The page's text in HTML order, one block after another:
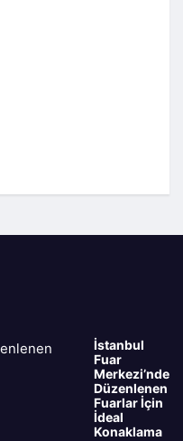
İstanbul
Fuar
Merkezi’nde
Düzenlenen
Fuarlar İçin
İdeal
Konaklama